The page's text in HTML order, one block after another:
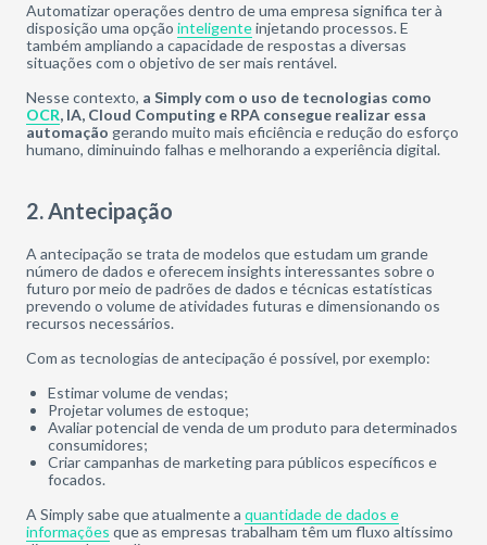
Automatizar operações dentro de uma empresa significa ter à
disposição uma opção inteligenteinjetando processos. E
também ampliando a capacidade de respostas a diversas
situações com o objetivo de ser mais rentável.
Nesse contexto, a Simply com o uso de tecnologias como
OCR, IA, Cloud Computing e RPA consegue realizar essa
automação gerando muito mais eficiência e redução do esforço
humano, diminuindo falhas e melhorando a experiência digital.
2. Antecipação
A antecipação se trata de modelos que estudam um grande
número de dados e oferecem insights interessantes sobre o
futuro por meio de padrões de dados e técnicas estatísticas
prevendo o volume de atividades futuras e dimensionando os
recursos necessários.
Com as tecnologias de antecipação é possível, por exemplo:
Estimar volume de vendas;
Projetar volumes de estoque;
Avaliar potencial de venda de um produto para determinados
consumidores;
Criar campanhas de marketing para públicos específicos e
focados.
A Simply sabe que atualmente a quantidade de dados e
informações que as empresas trabalham têm um fluxo altíssimo